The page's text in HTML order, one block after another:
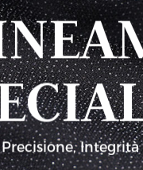
Integrità